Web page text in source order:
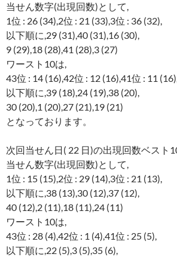
当せん数字(出現回数)として,
1位 : 26 (34),2位 : 21 (33),3位 : 36 (32),
以下順に,29 (31),40 (31),16 (30),
9 (29),18 (28),41 (28),3 (27)
ワースト10は,
43位 : 14 (16),42位 : 12 (16),41位 : 11
以下順に,39 (18),24 (19),38 (20),
30 (20),1 (20),27 (21),19 (21)
となっております。
次回当せん日( 22 日)の出現回数ベスト
当せん数字(出現回数)として,
1位 : 15 (15),2位 : 29 (14),3位 : 21 (13),
以下順に,38 (13),30 (12),37 (12),
40 (12),2 (11),18 (11),24 (11)
ワースト10は,
43位 : 28 (4),42位 : 1 (4),41位 : 25 (5),
以下順に,22 (5),3 (5),35 (6),